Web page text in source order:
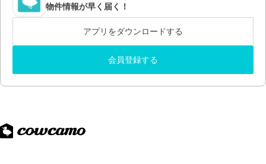
物件情報が早く届く！
アプリをダウンロードする
会員登録する